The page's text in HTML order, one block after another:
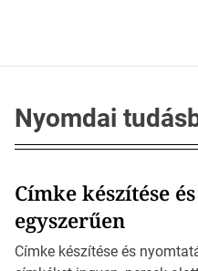
Nyomdai
Címke készítése
egyszerűen
Címke készítése és